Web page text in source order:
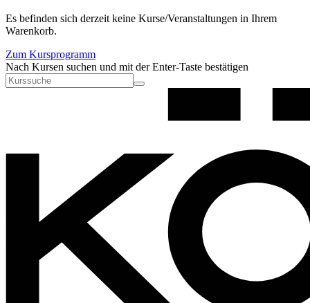
Es befinden sich derzeit keine Kurse/Veranstaltungen in Ihrem
Warenkorb.
Zum Kursprogramm
Nach Kursen suchen und mit der Enter-Taste bestätigen